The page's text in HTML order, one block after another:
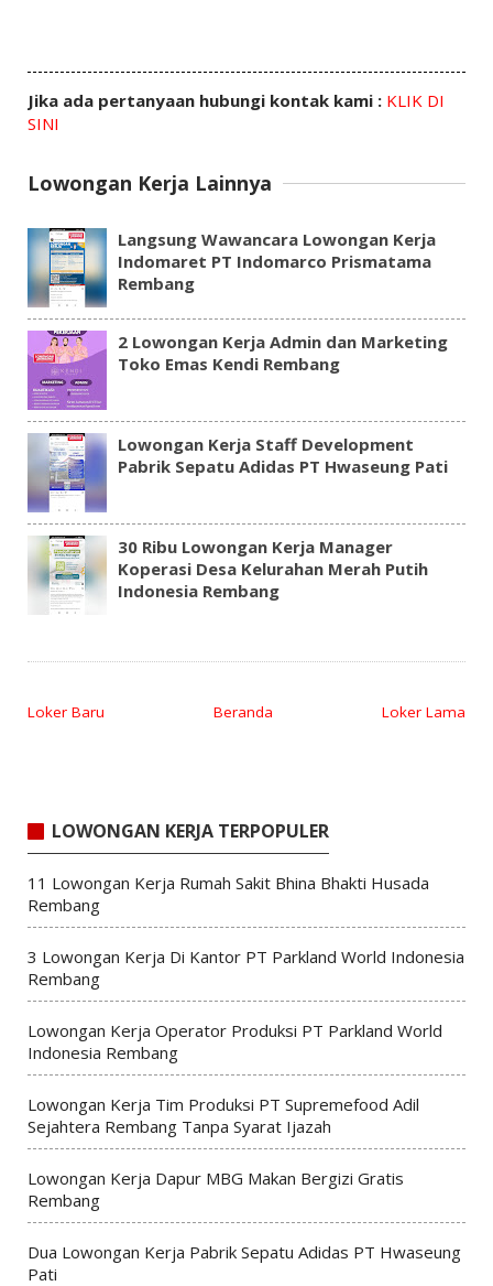
Jika ada pertanyaan hubungi kontak kami : KLIK DI
SINI
Lowongan Kerja Lainnya
Langsung Wawancara Lowongan Kerja
Indomaret PT Indomarco Prismatama
Rembang
2 Lowongan Kerja Admin dan Marketing
Toko Emas Kendi Rembang
Lowongan Kerja Staff Development
Pabrik Sepatu Adidas PT Hwaseung Pati
30 Ribu Lowongan Kerja Manager
Koperasi Desa Kelurahan Merah Putih
Indonesia Rembang
Loker Baru Loker Lama
Beranda
LOWONGAN KERJA TERPOPULER
11 Lowongan Kerja Rumah Sakit Bhina Bhakti Husada
Rembang
3 Lowongan Kerja Di Kantor PT Parkland World Indonesia
Rembang
Lowongan Kerja Operator Produksi PT Parkland World
Indonesia Rembang
Lowongan Kerja Tim Produksi PT Supremefood Adil
Sejahtera Rembang Tanpa Syarat Ijazah
Lowongan Kerja Dapur MBG Makan Bergizi Gratis
Rembang
Dua Lowongan Kerja Pabrik Sepatu Adidas PT Hwaseung
Pati